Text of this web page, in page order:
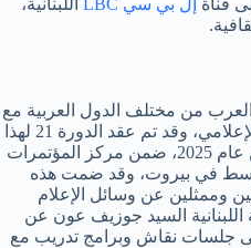
قناة إل بي سي LBC
اللبنانية،
من مختلف الدول العربية مع
الأكاديميين والمتهمين في المجال الإعلامي، وقد تم عقد الدورة 21 لهذا
المؤتمر في تاريخ 29 و30 أكتوبر من عام 2025، ضمن مركز المؤتمرات
في بيروت، وقد ضمت هذه
وممثلين عن وسائل الإعلام
اللبنانية السيد جوزيف عون عن
جلسات نقاش وبرامج تدريب مع